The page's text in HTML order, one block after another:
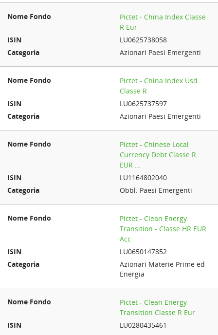
Pictet - China Index Classe
R Eur
LU0625738058
Azionari Paesi Emergenti
Pictet - China Index Usd
Classe R
LU0625737597
Azionari Paesi Emergenti
Pictet - Chinese Local
Currency Debt Classe R
EUR ...
LU1164802040
Obbl. Paesi Emergenti
Pictet - Clean Energy
Transition - Classe HR EUR
Acc
LU0650147852
Azionari Materie Prime ed
Energia
Pictet - Clean Energy
Transition Classe R Eur
LU0280435461